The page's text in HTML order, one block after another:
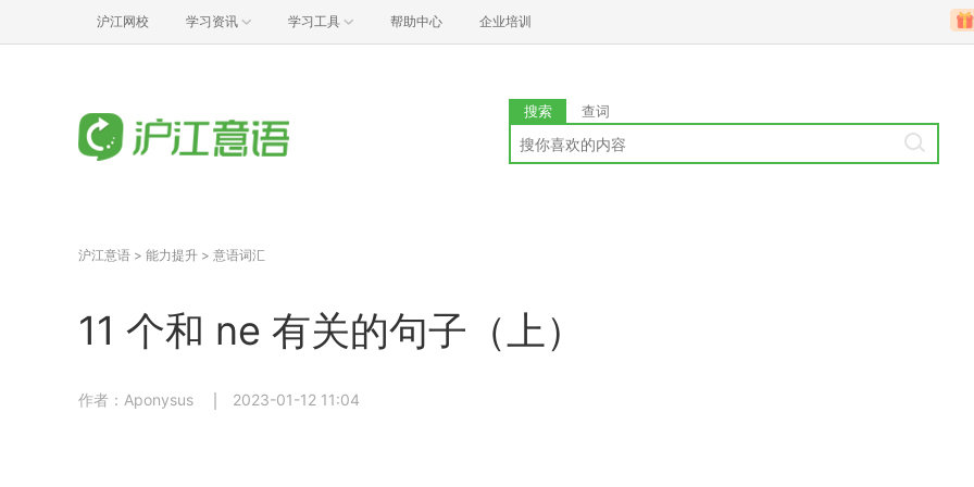
沪江网校 学习资讯 学习工具 帮助中心 企业培训
搜索 查词
沪江意语 > 能力提升 > 意语词汇
11 个和 ne 有关的句子（上）
作者：Aponysus 2023-01-12 11:04